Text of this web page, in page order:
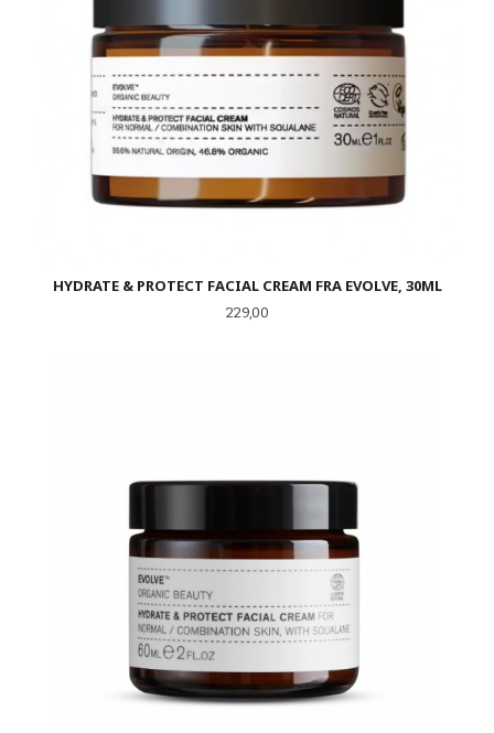
HYDRATE & PROTECT FACIAL CREAM FRA EVOLVE, 30ML
Pris
229,00